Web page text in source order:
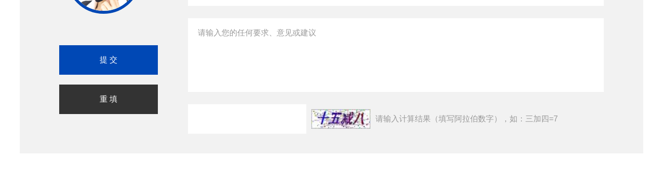
请输入计算结果（填写阿拉伯数字），如：三加四=7